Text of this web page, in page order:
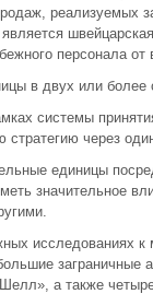
реализуемых
персонала от
в двух или более
системы
через
единицы
значительное
исследованиях
заграничные
Шелл», а также